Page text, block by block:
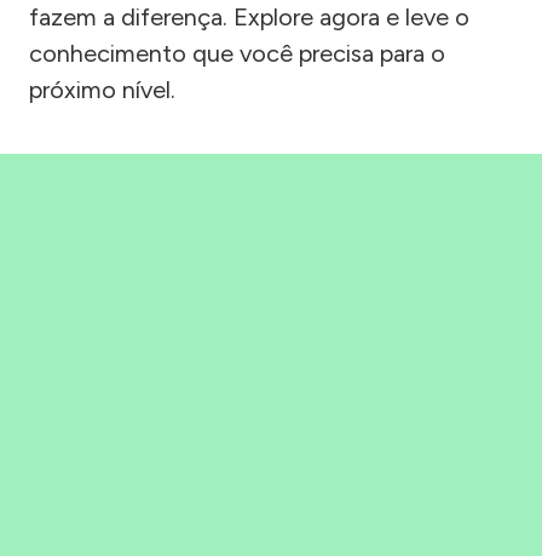
fazem a diferença. Explore agora e leve o
conhecimento que você precisa para o
próximo nível.